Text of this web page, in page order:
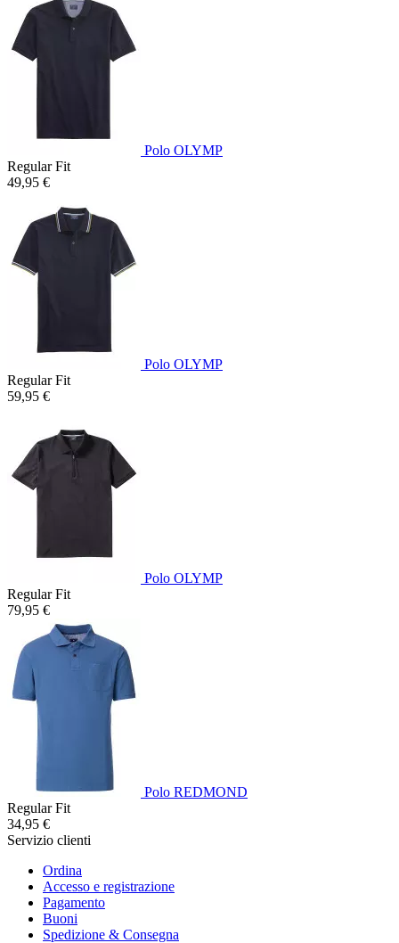
Polo OLYMP
Regular Fit
49,95 €
Polo OLYMP
Regular Fit
59,95 €
Polo OLYMP
Regular Fit
79,95 €
Polo REDMOND
Regular Fit
34,95 €
Servizio clienti
Ordina
Accesso e registrazione
Pagamento
Buoni
Spedizione & Consegna